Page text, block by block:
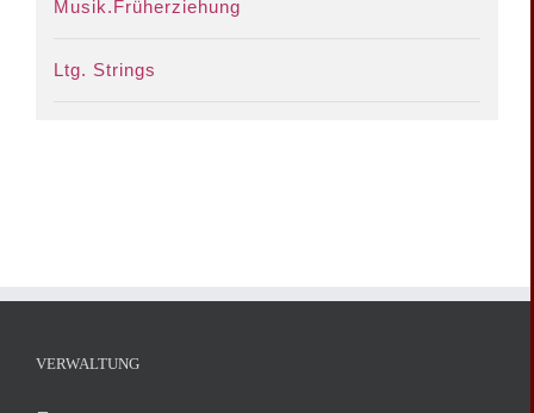
Musik.Früherziehung
Ltg. Strings
VERWALTUNG